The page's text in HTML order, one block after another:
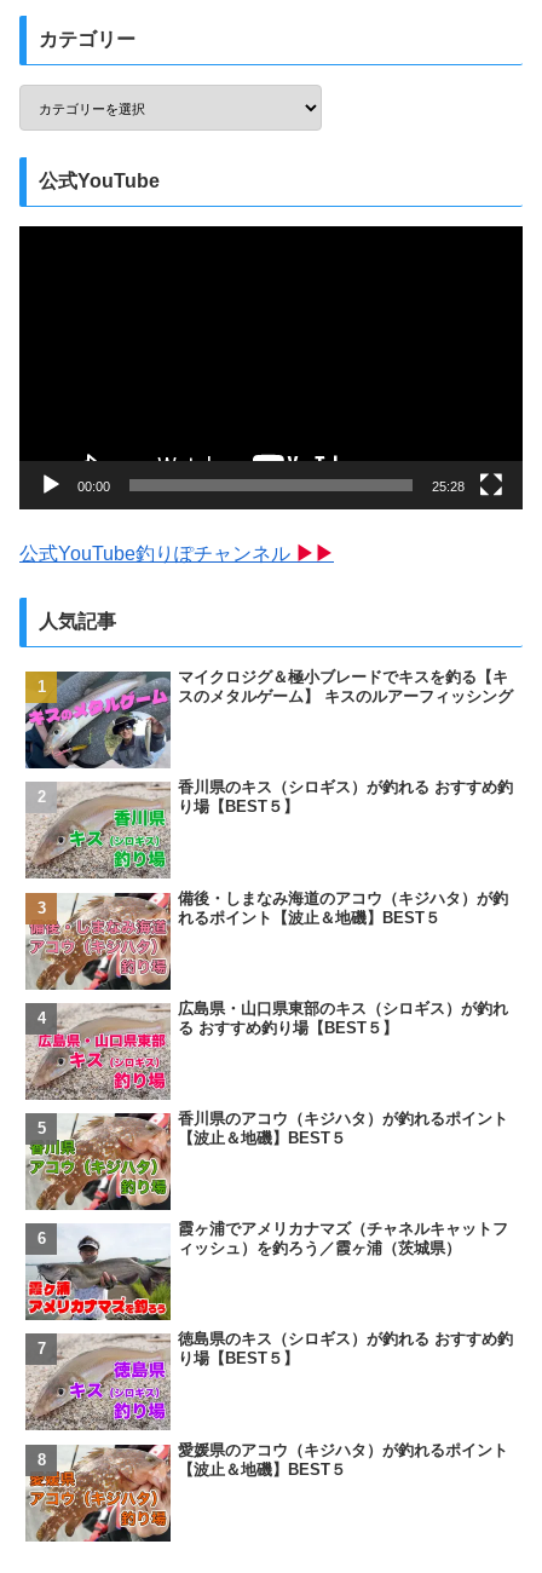
カテゴリー
公式YouTube
00:00 25:28
公式YouTube釣りぽチャンネル ▶▶
人気記事
マイクロジグ＆極小ブレードでキスを釣る【キ
スのメタルゲーム】 キスのルアーフィッシング
香川県のキス（シロギス）が釣れる おすすめ釣
り場【BEST５】
備後・しまなみ海道のアコウ（キジハタ）が釣
れるポイント【波止＆地磯】BEST５
広島県・山口県東部のキス（シロギス）が釣れ
る おすすめ釣り場【BEST５】
香川県のアコウ（キジハタ）が釣れるポイント
【波止＆地磯】BEST５
霞ヶ浦でアメリカナマズ（チャネルキャットフ
ィッシュ）を釣ろう／霞ヶ浦（茨城県）
徳島県のキス（シロギス）が釣れる おすすめ釣
り場【BEST５】
愛媛県のアコウ（キジハタ）が釣れるポイント
【波止＆地磯】BEST５